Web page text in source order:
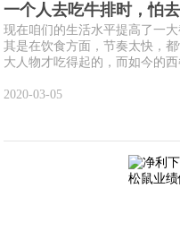
一个人去吃牛排时，怕
现在咱们的生活水平提高了一
其是在饮食方面，节奏太快，
大人物才吃得起的，而如今的
2020-03-05